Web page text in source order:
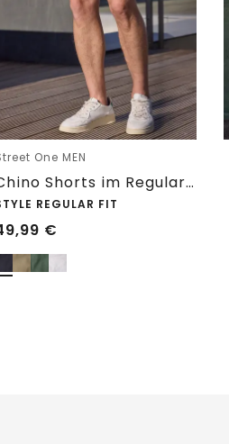
One MEN
Chino Shorts im Regular Fit mit Flexbund
REGULAR FIT
€